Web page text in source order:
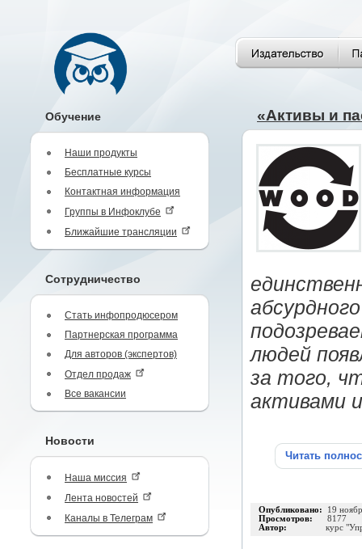
Обучение
Наши продукты
Бесплатные курсы
Контактная информация
Группы в Инфоклубе
Ближайшие трансляции
Сотрудничество
Стать инфопродюсером
Партнерская программа
Для авторов (экспертов)
Отдел продаж
Все вакансии
Новости
Наша миссия
Лента новостей
Каналы в Телеграм
«Активы и
людей
за того,
активами
Читать
Опубликовано: 19
Просмотров: 8177
Автор: курс